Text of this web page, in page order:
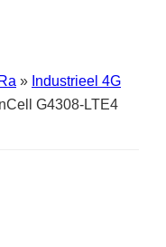
» Industrieel 4G
G4308-LTE4